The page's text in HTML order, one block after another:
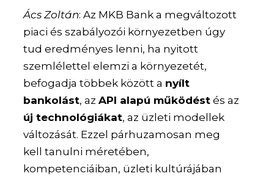
Ács Zoltán: Az MKB Bank a megváltozott
piaci és szabályozói környezetben úgy
tud eredményes lenni, ha nyitott
szemlélettel elemzi a környezetét,
befogadja többek között a nyílt
bankolást, azAPI alapú működést és az
új technológiákat, az üzleti modellek
változását. Ezzel párhuzamosan meg
kell tanulni méretében,
kompetenciáiban, üzleti kultúrájában